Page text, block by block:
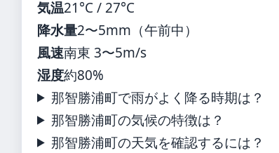
気温21°C / 27°C
降水量2〜5mm（午前中）
風速南東 3〜5m/s
湿度約80%
那智勝浦町で雨がよく降る時期は？
那智勝浦町の気候の特徴は？
那智勝浦町の天気を確認するには？